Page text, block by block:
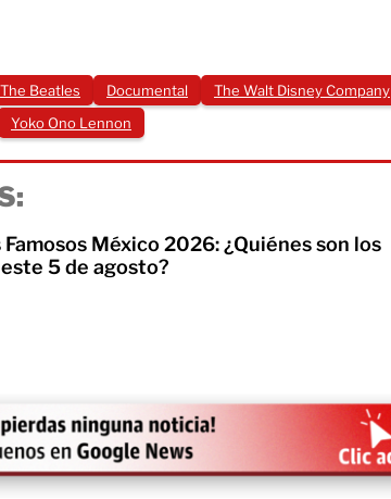
The Beatles Documental
The Walt Disney Company
Yoko Ono Lennon
Famosos México 2026: ¿Quiénes son los
5 de agosto?